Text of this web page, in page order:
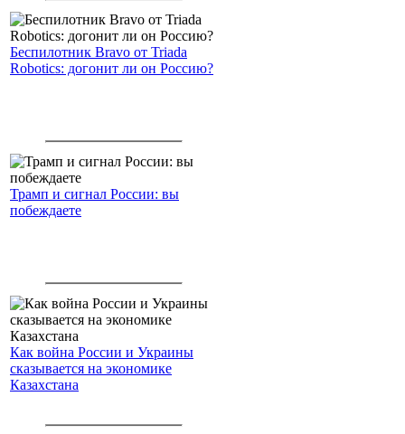
Беспилотник Bravo от Triada
Robotics: догонит ли он Россию?
Трамп и сигнал России: вы
побеждаете
Как война России и Украины
сказывается на экономике
Казахстана